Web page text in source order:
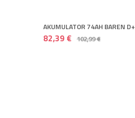
AKUMULATOR 74AH BAREN D+
82,39 € 102,99 €